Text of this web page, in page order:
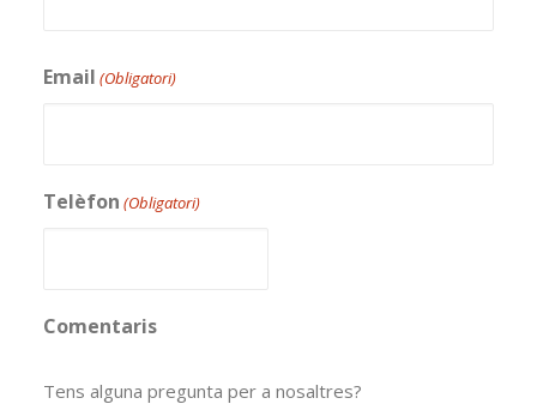
Email (Obligatori)
Telèfon (Obligatori)
Comentaris
Tens alguna pregunta per a nosaltres?